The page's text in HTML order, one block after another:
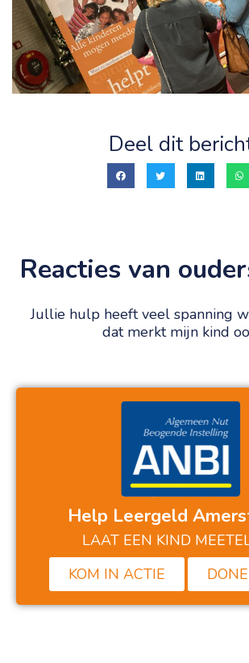
Deel dit
Reacties van
Jullie hulp heeft veel spanning
dat merkt mijn kind
Help Leergeld
LAAT EEN KIND
KOM IN ACTIE